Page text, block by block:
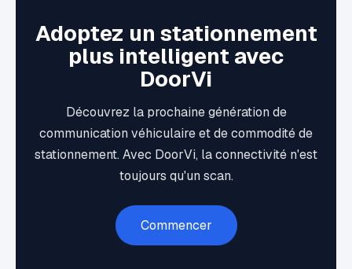
Adoptez un stationnement
plus intelligent avec
DoorVi
Découvrez la prochaine génération de
communication véhiculaire et de commodité de
stationnement. Avec DoorVi, la connectivité n'est
toujours qu'un scan.
Commencer